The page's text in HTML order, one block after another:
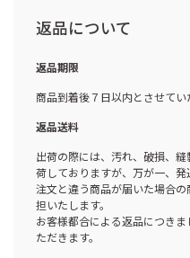
返品について
返品期限
商品到着後７日以内とさせてい
返品送料
出荷の際には、汚れ、破損、
荷しておりますが、万が一、
注文と違う商品が届いた場合
担いたします。
お客様都合による返品につき
ただきます。